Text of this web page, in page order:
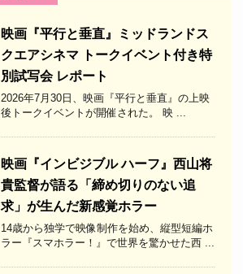
映画『平行と垂直』ミッドランドス
クエアシネマ トークイベント付き特
別試写会 レポート
2026年7月30日、映画『平行と垂直』の上映
後トークイベントが開催された。 映 ...
映画『インビジブル ハーフ』西山将
貴監督が語る「締め切りのない追
求」が生んだ新感覚ホラー
14歳から独学で映像制作を始め、縦型短編ホ
ラー『スマホラー！』で世界を驚かせた西 ...